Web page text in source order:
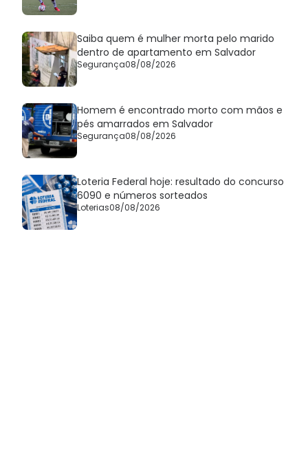
Saiba quem é mulher morta pelo marido
dentro de apartamento em Salvador
Segurança08/08/2026
Homem é encontrado morto com mãos e
pés amarrados em Salvador
Segurança08/08/2026
Loteria Federal hoje: resultado do concurso
6090 e números sorteados
Loterias08/08/2026